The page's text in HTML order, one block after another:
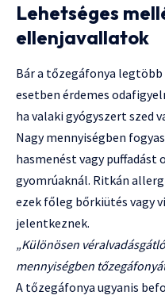
Lehetséges
ellenjavallatok
Bár a tőzegáfonya
esetben érdemes
ha valaki gyógyszert szed
Nagy mennyiségben
hasmenést vagy puffadást
gyomrúaknál. Ritkán
ezek főleg bőrkiütés vagy
jelentkeznek.
„Különösen
mennyiségben
A tőzegáfonya ugyanis